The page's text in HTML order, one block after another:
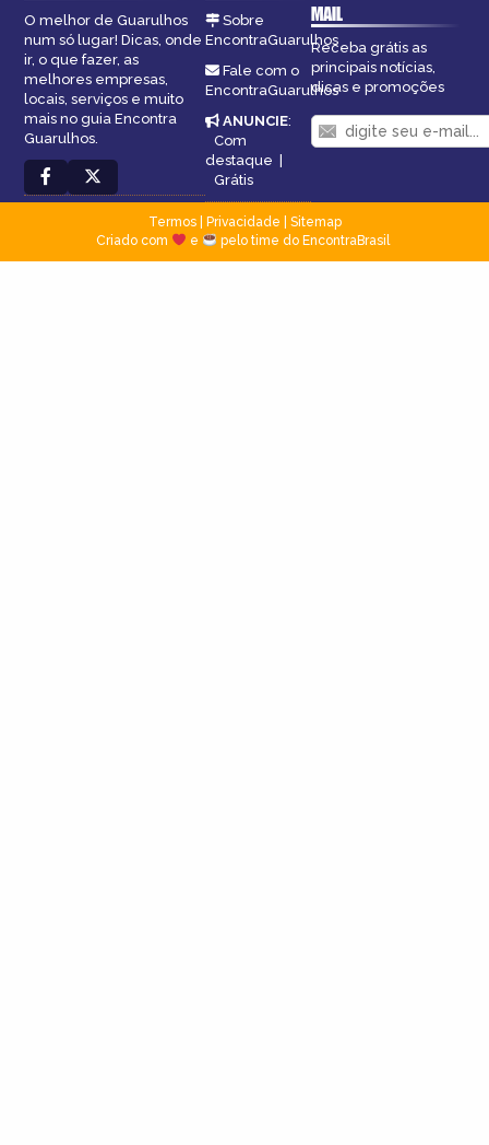
O melhor de Guarulhos
num só lugar! Dicas, onde
ir, o que fazer, as
melhores empresas,
locais, serviços e muito
mais no guia Encontra
Guarulhos.
Sobre
EncontraGuarulhos
Fale com o
EncontraGuarulhos
ANUNCIE:
Com
destaque |
Grátis
MAIL
Receba grátis as
principais notícias,
dicas e promoções
Termos| Privacidade
Sitemap
Criado com
e pelo time do EncontraBrasil